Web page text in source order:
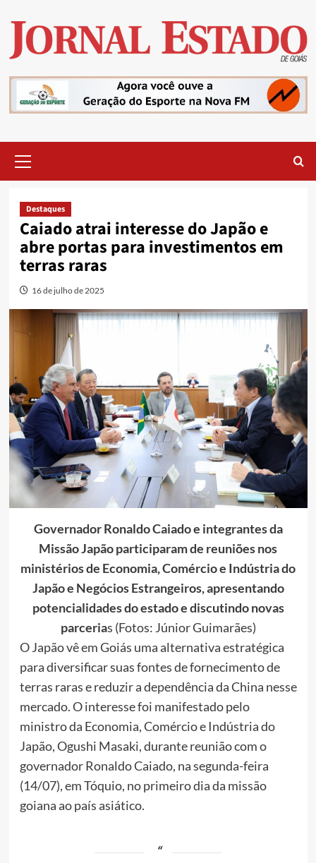
content
Menu
Destaques
Caiado atrai interesse do Japão e
abre portas para investimentos em
terras raras
16 de julho de 2025
Governador Ronaldo Caiado e integrantes da
Missão Japão participaram de reuniões nos
ministérios de Economia, Comércio e Indústria do
Japão e Negócios Estrangeiros, apresentando
potencialidades do estado e discutindo novas
parcerias (Fotos: Júnior Guimarães)
O Japão vê em Goiás uma alternativa estratégica
para diversificar suas fontes de fornecimento de
terras raras e reduzir a dependência da China nesse
mercado. O interesse foi manifestado pelo
ministro da Economia, Comércio e Indústria do
Japão, Ogushi Masaki, durante reunião com o
governador Ronaldo Caiado, na segunda-feira
(14/07), em Tóquio, no primeiro dia da missão
goiana ao país asiático.